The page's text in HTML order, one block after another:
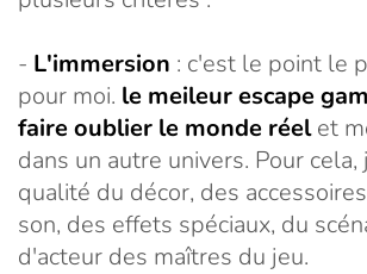
- L'immersion : c'est le point le
pour moi. le meileur escape
faire oublier le monde réelet
dans un autre univers. Pour
qualité du décor, des
son, des effets spéciaux, du
d'acteur des maîtres du jeu.